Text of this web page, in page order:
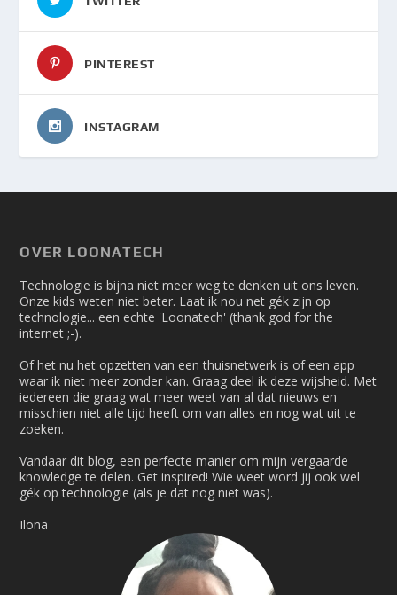
PINTEREST
INSTAGRAM
OVER LOONATECH
Technologie is bijna niet meer weg te denken uit ons leven.
Onze kids weten niet beter. Laat ik nou net gék zijn op
technologie... een echte 'Loonatech' (thank god for the
internet ;-).
Of het nu het opzetten van een thuisnetwerk is of een app
waar ik niet meer zonder kan. Graag deel ik deze wijsheid. Met
iedereen die graag wat meer weet van al dat nieuws en
misschien niet alle tijd heeft om van alles en nog wat uit te
zoeken.
Vandaar dit blog, een perfecte manier om mijn vergaarde
knowledge te delen. Get inspired! Wie weet word jij ook wel
gék op technologie (als je dat nog niet was).
Ilona